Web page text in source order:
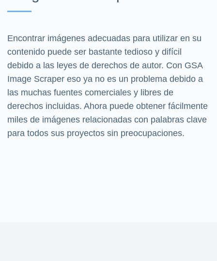
Encontrar imágenes adecuadas para utilizar en su
contenido puede ser bastante tedioso y difícil
debido a las leyes de derechos de autor. Con GSA
Image Scraper eso ya no es un problema debido a
las muchas fuentes comerciales y libres de
derechos incluidas. Ahora puede obtener fácilmente
miles de imágenes relacionadas con palabras clave
para todos sus proyectos sin preocupaciones.